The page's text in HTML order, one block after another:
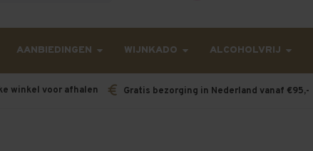
AANBIEDINGEN WIJNKADO ALCOHOLVRIJ
winkel voor afhalen Gratis bezorging in Nederland vanaf €95,-